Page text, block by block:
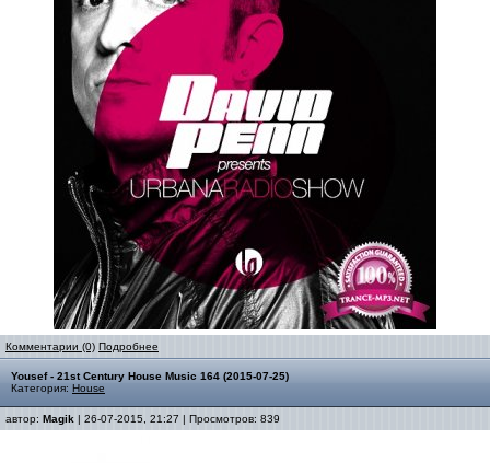
Комментарии (0) Подробнее
Yousef - 21st Century House Music 164 (2015-07-25)
Категория: House
автор: Magik | 26-07-2015, 21:27 | Просмотров: 839